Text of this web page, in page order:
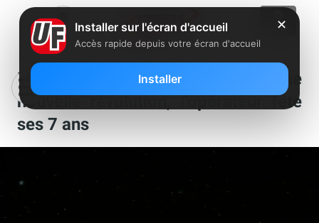
Free Mobile : en attendant une
nouvelle révolution, l’opérateur fête
ses 7 ans
✕
Installer sur l'écran d'accueil
Accès rapide depuis votre écran d'accueil
Installer